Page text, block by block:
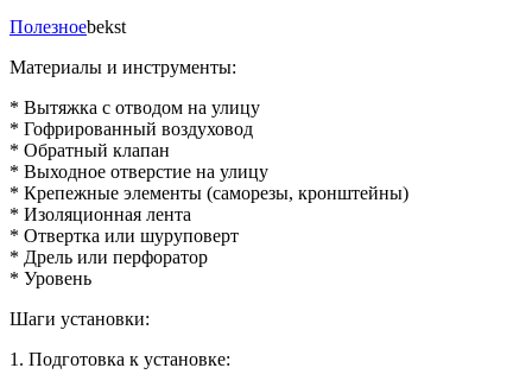
Полезноеbekst
Материалы и инструменты:
* Вытяжка с отводом на улицу
* Гофрированный воздуховод
* Обратный клапан
* Выходное отверстие на улицу
* Крепежные элементы (саморезы, кронштейны)
* Изоляционная лента
* Отвертка или шуруповерт
* Дрель или перфоратор
* Уровень
Шаги установки:
1. Подготовка к установке: